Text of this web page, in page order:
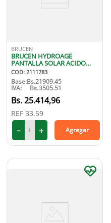
BRUCEN
BRUCEN HYDROAGE
PANTALLA SOLAR ACIDO
HIAL 50 GR
COD: 2111783
Base:Bs.21909.45
IVA: Bs.3505.51
25.414,96
REF 33.59
＋
－ Agregar